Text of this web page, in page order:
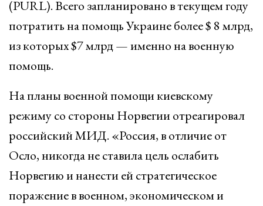
(PURL). Всего запланировано в текущем году
потратить на помощь Украине более $ 8 млрд,
из которых $7 млрд — именно на военную
помощь.
На планы военной помощи киевскому
режиму со стороны Норвегии отреагировал
российский МИД. «Россия, в отличие от
Осло, никогда не ставила цель ослабить
Норвегию и нанести ей стратегическое
поражение в военном, экономическом и